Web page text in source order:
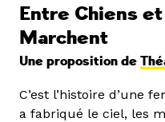
Entre Chiens
Marchent
Une proposition de
C’est l’histoire d’une
a fabriqué le ciel, les